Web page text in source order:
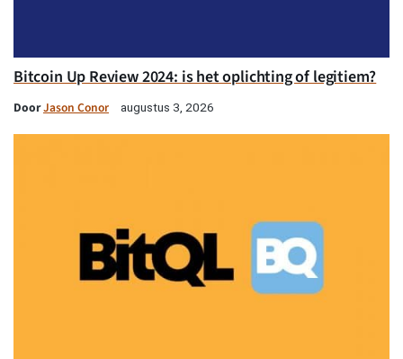
Bitcoin Up Review 2024: is het oplichting of legitiem?
DoorJason Conor augustus 3, 2026